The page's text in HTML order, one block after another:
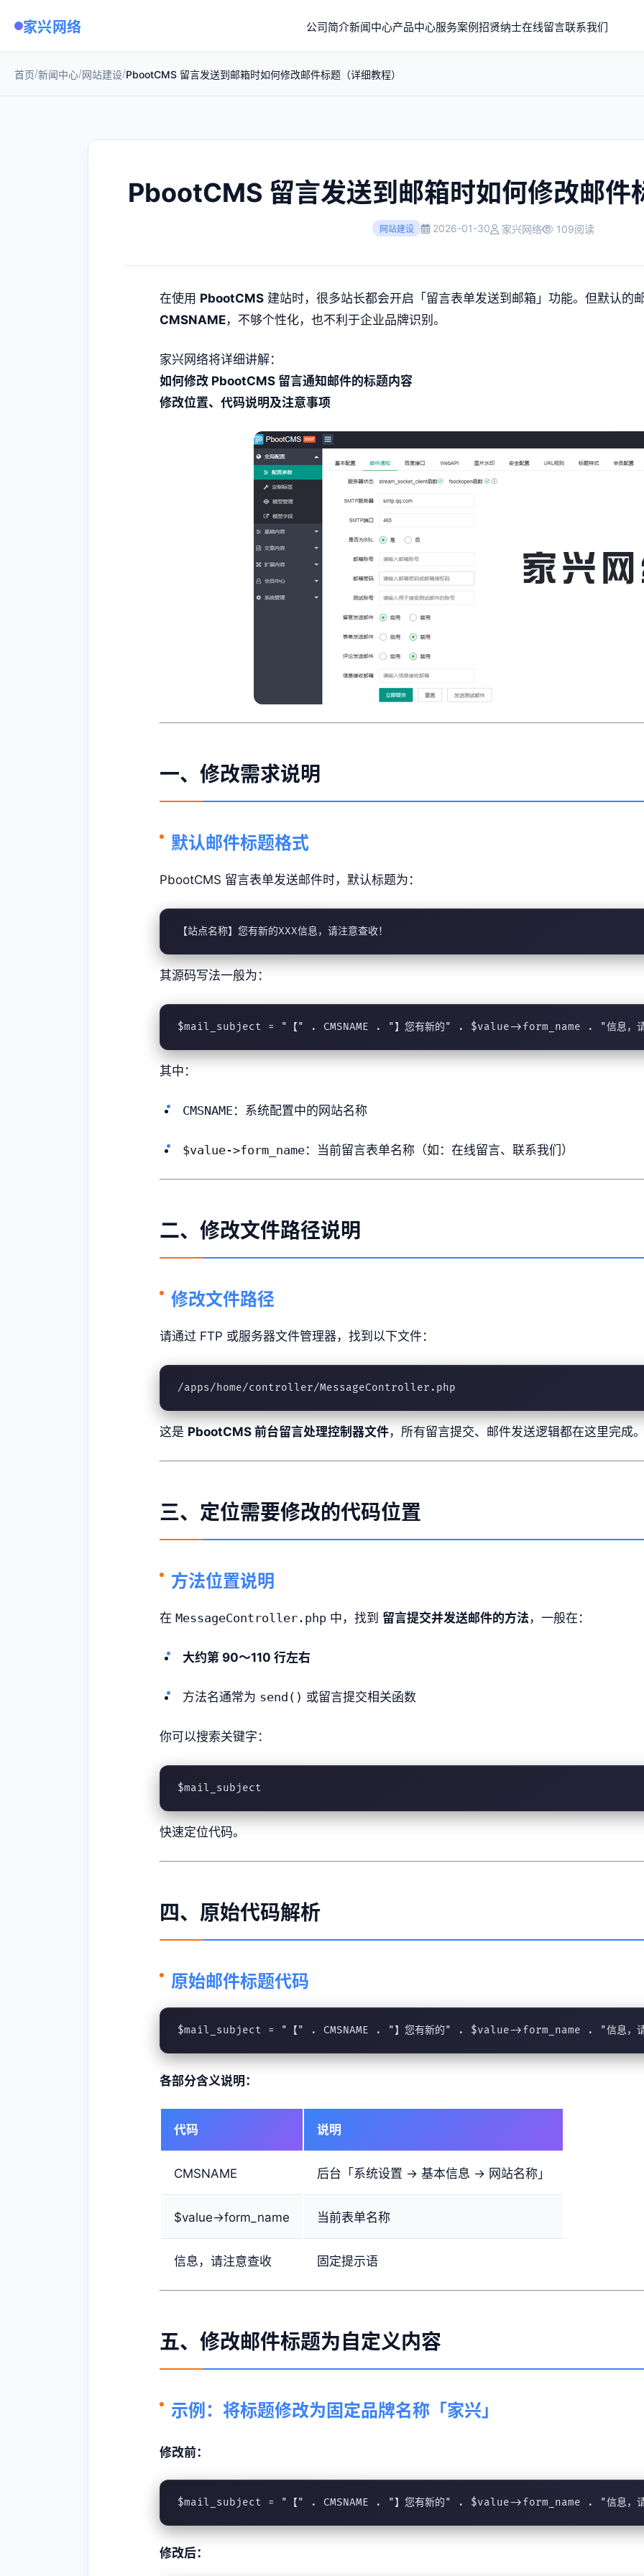
家兴网络 公司简介新闻中心产品中心服务案例招贤纳士在线留言联系我们
首页/新闻中心/网站建设/PbootCMS 留言发送到邮箱时如何修改邮件标题（详细教程）
PbootCMS 留言发送到邮箱时如何修改邮件
网站建设 2026-01-30 家兴网络 109阅读
在使用 PbootCMS 建站时，很多站长都会开启「留言表单发送到邮箱」功能。但默认的
CMSNAME，不够个性化，也不利于企业品牌识别。
家兴网络将详细讲解：
如何修改 PbootCMS 留言通知邮件的标题内容
修改位置、代码说明及注意事项
一、修改需求说明
默认邮件标题格式
PbootCMS 留言表单发送邮件时，默认标题为：
【站点名称】您有新的XXX信息，请注意查收！
其源码写法一般为：
$mail_subject = "【" . CMSNAME . "】您有新的" . $value->form_name . "信息，
其中：
CMSNAME：系统配置中的网站名称
$value->form_name：当前留言表单名称（如：在线留言、联系我们）
二、修改文件路径说明
修改文件路径
请通过 FTP 或服务器文件管理器，找到以下文件：
/apps/home/controller/MessageController.php
这是 PbootCMS 前台留言处理控制器文件，所有留言提交、邮件发送逻辑都在这里完成
三、定位需要修改的代码位置
方法位置说明
在 MessageController.php 中，找到 留言提交并发送邮件的方法 ，一般在：
大约第 90～110 行左右
方法名通常为 send() 或留言提交相关函数
你可以搜索关键字：
$mail_subject
快速定位代码。
四、原始代码解析
原始邮件标题代码
$mail_subject = "【" . CMSNAME . "】您有新的" . $value->form_name . "信息，
各部分含义说明：
代码 说明
CMSNAME 后台「系统设置 → 基本信息 → 网站名称」
$value->form_name 当前表单名称
信息，请注意查收 固定提示语
五、修改邮件标题为自定义内容
示例：将标题修改为固定品牌名称「家兴」
修改前：
$mail_subject = "【" . CMSNAME . "】您有新的" . $value->form_name . "信息，
修改后：